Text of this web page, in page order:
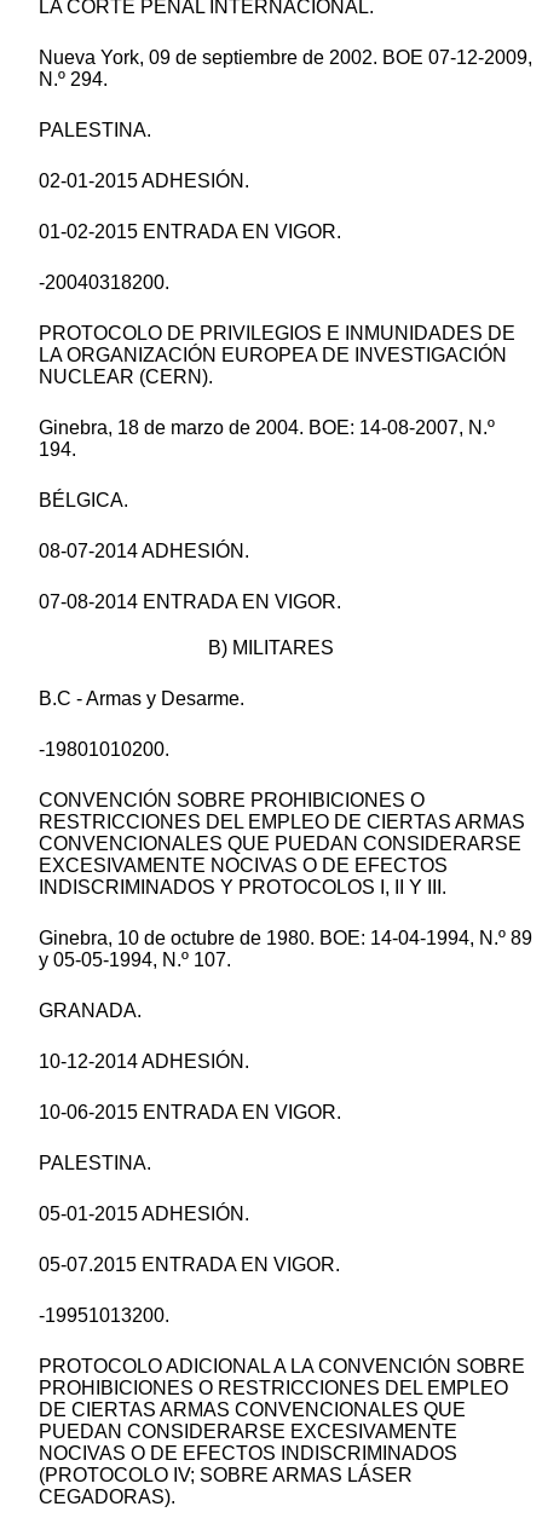
LA CORTE PENAL INTERNACIONAL.
Nueva York, 09 de septiembre de 2002. BOE 07-12-2009,
N.º 294.
PALESTINA.
02-01-2015 ADHESIÓN.
01-02-2015 ENTRADA EN VIGOR.
-20040318200.
PROTOCOLO DE PRIVILEGIOS E INMUNIDADES DE
LA ORGANIZACIÓN EUROPEA DE INVESTIGACIÓN
NUCLEAR (CERN).
Ginebra, 18 de marzo de 2004. BOE: 14-08-2007, N.º
194.
BÉLGICA.
08-07-2014 ADHESIÓN.
07-08-2014 ENTRADA EN VIGOR.
B) MILITARES
B.C - Armas y Desarme.
-19801010200.
CONVENCIÓN SOBRE PROHIBICIONES O
RESTRICCIONES DEL EMPLEO DE CIERTAS ARMAS
CONVENCIONALES QUE PUEDAN CONSIDERARSE
EXCESIVAMENTE NOCIVAS O DE EFECTOS
INDISCRIMINADOS Y PROTOCOLOS I, II Y III.
Ginebra, 10 de octubre de 1980. BOE: 14-04-1994, N.º 89
y 05-05-1994, N.º 107.
GRANADA.
10-12-2014 ADHESIÓN.
10-06-2015 ENTRADA EN VIGOR.
PALESTINA.
05-01-2015 ADHESIÓN.
05-07.2015 ENTRADA EN VIGOR.
-19951013200.
PROTOCOLO ADICIONAL A LA CONVENCIÓN SOBRE
PROHIBICIONES O RESTRICCIONES DEL EMPLEO
DE CIERTAS ARMAS CONVENCIONALES QUE
PUEDAN CONSIDERARSE EXCESIVAMENTE
NOCIVAS O DE EFECTOS INDISCRIMINADOS
(PROTOCOLO IV; SOBRE ARMAS LÁSER
CEGADORAS).